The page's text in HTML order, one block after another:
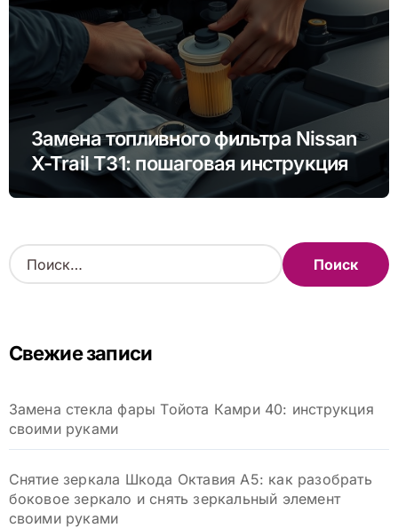
Замена топливного фильтра Nissan
X-Trail T31: пошаговая инструкция
Н
а
:Свежие записи
Замена стекла фары Тойота Камри 40: инструкция
своими руками
Снятие зеркала Шкода Октавия А5: как разобрать
боковое зеркало и снять зеркальный элемент
своими руками